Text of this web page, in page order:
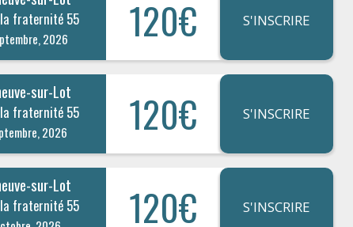
la fraternité 55
2026 120€ S'INSCRIRE
sur-Lot
la fraternité 55
2026 120€ S'INSCRIRE
sur-Lot
la fraternité 55 120€ S'INSCRIRE